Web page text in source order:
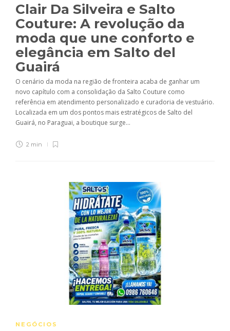
Clair Da Silveira e Salto
Couture: A revolução da
moda que une conforto e
elegância em Salto del
Guairá
O cenário da moda na região de fronteira acaba de ganhar um
novo capítulo com a consolidação da Salto Couture como
referência em atendimento personalizado e curadoria de vestuário.
Localizada em um dos pontos mais estratégicos de Salto del
Guairá, no Paraguai, a boutique surge...
2 min
NEGÓCIOS